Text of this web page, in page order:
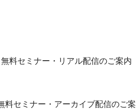
料セミナー・リアル配信のご案内
料セミナー・アーカイブ配信のご案